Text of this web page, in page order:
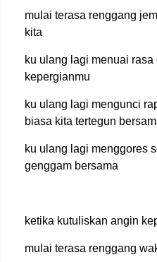
mulai terasa renggang
kita
ku ulang lagi menuai
kepergianmu
ku ulang lagi mengunci
biasa kita tertegun
ku ulang lagi menggores
genggam bersama
ketika kutuliskan angin
mulai terasa renggang